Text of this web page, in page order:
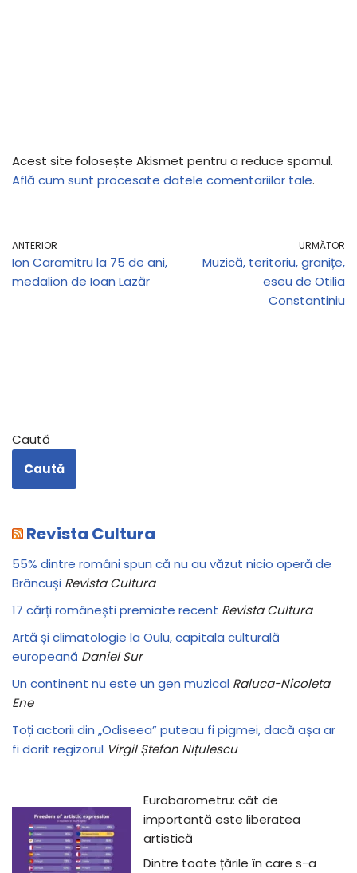
Acest site folosește Akismet pentru a reduce spamul.
Află cum sunt procesate datele comentariilor tale.
ANTERIOR
Ion Caramitru la 75 de ani,
medalion de Ioan Lazăr
URMĂTOR
Muzică, teritoriu, granițe,
eseu de Otilia
Constantiniu
Caută
Caută
Revista Cultura
55% dintre români spun că nu au văzut nicio operă de
Brâncuși Revista Cultura
17 cărți românești premiate recent Revista Cultura
Artă și climatologie la Oulu, capitala culturală
europeană Daniel Sur
Un continent nu este un gen muzical Raluca-Nicoleta
Ene
Toți actorii din „Odiseea” puteau fi pigmei, dacă așa ar
fi dorit regizorul Virgil Ștefan Nițulescu
Eurobarometru: cât de
importantă este liberatea
artistică
Dintre toate țările în care s-a